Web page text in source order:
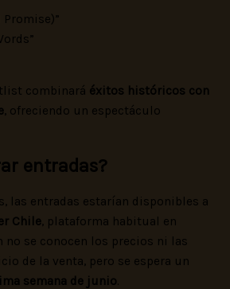
Promise)”
combinará éxitos históricos con
, ofreciendo un espectáculo
entradas?
las entradas estarían disponibles a
Chile, plataforma habitual en
no se conocen los precios ni las
de la venta, pero se espera un
semana de junio